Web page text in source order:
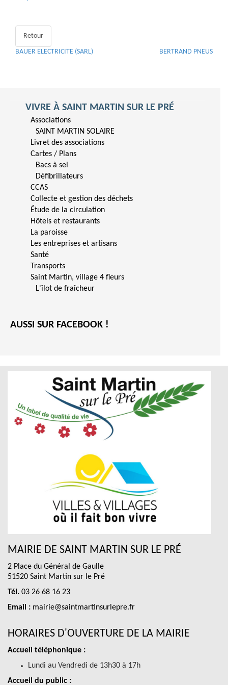
Retour
BAUER ELECTRICITE (SARL) BERTRAND PNEUS
VIVRE À SAINT MARTIN SUR LE PRÉ
Associations
SAINT MARTIN SOLAIRE
Livret des associations
Cartes / Plans
Bacs à sel
Défibrillateurs
CCAS
Collecte et gestion des déchets
Étude de la circulation
Hôtels et restaurants
La paroisse
Les entreprises et artisans
Santé
Transports
Saint Martin, village 4 fleurs
L'îlot de fraîcheur
AUSSI SUR FACEBOOK !
MAIRIE DE SAINT MARTIN SUR LE PRÉ
2 Place du Général de Gaulle
51520 Saint Martin sur le Pré
Tél. 03 26 68 16 23
Email : mairie@saintmartinsurlepre.fr
HORAIRES D'OUVERTURE DE LA MAIRIE
Accueil téléphonique :
Lundi au Vendredi de 13h30 à 17h
Accueil du public :